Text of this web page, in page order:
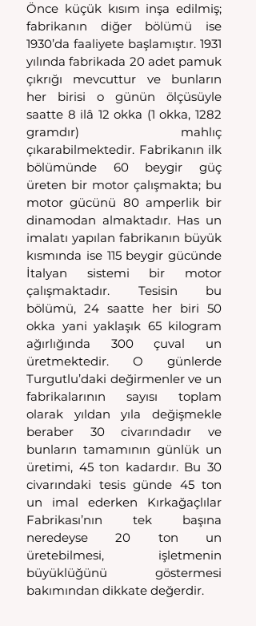
Önce küçük kısım inşa edilmiş;
fabrikanın diğer bölümü ise
1930’da faaliyete başlamıştır. 1931
yılında fabrikada 20 adet pamuk
çıkrığı mevcuttur ve bunların
her birisi o günün ölçüsüyle
saatte 8 ilâ 12 okka (1 okka, 1282
gramdır) mahlıç
çıkarabilmektedir. Fabrikanın ilk
bölümünde 60 beygir güç
üreten bir motor çalışmakta; bu
motor gücünü 80 amperlik bir
dinamodan almaktadır. Has un
imalatı yapılan fabrikanın büyük
kısmında ise 115 beygir gücünde
İtalyan sistemi bir motor
çalışmaktadır. Tesisin bu
bölümü, 24 saatte her biri 50
okka yani yaklaşık 65 kilogram
ağırlığında 300 çuval un
üretmektedir. O günlerde
Turgutlu’daki değirmenler ve un
fabrikalarının sayısı toplam
olarak yıldan yıla değişmekle
beraber 30 civarındadır ve
bunların tamamının günlük un
üretimi, 45 ton kadardır. Bu 30
civarındaki tesis günde 45 ton
un imal ederken Kırkağaçlılar
Fabrikası’nın tek başına
neredeyse 20 ton un
üretebilmesi, işletmenin
büyüklüğünü göstermesi
bakımından dikkate değerdir.